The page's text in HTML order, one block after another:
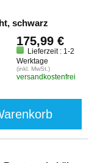
schwarz
175,99 €
Lieferzeit : 1-2
Werktage
(inkl. MwSt.)
versandkostenfrei